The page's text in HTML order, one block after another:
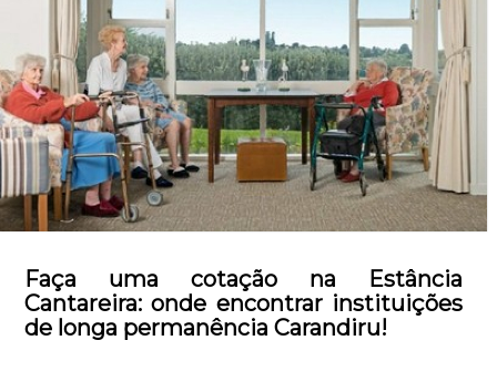
Faça uma cotação na Estância
Cantareira: onde encontrar instituições
de longa permanência Carandiru!